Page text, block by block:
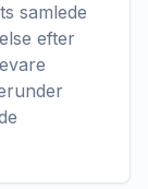
samlede
efter